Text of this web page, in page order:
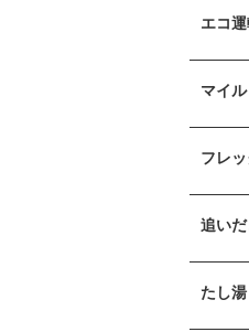
エコ
マイ
フレ
追いだ
たし湯